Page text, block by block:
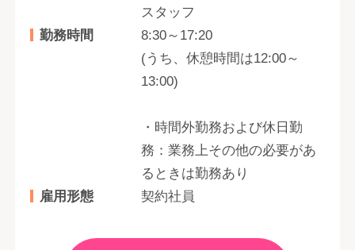
スタッフ
勤務時間
8:30～17:20
(うち、休憩時間は12:00～
13:00)
・時間外勤務および休日勤
務：業務上その他の必要があ
るときは勤務あり
雇用形態
契約社員